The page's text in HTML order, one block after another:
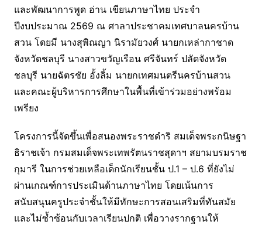
และพัฒนาการพูด อ่าน เขียนภาษาไทย ประจำ
ปีงบประมาณ 2569 ณ ศาลาประชาคมเทศบาลนครบ้าน
สวน โดยมี นางสุพิณญา นิรามัยวงศ์ นายกเหล่ากาชาด
จังหวัดชลบุรี นางสาวขวัญเรือน ศรีจันทร์ ปลัดจังหวัด
ชลบุรี นายฉัตรชัย อั้งลิ้ม นายกเทศมนตรีนครบ้านสวน
และคณะผู้บริหารการศึกษาในพื้นที่เข้าร่วมอย่างพร้อม
เพรียง
โครงการนี้จัดขึ้นเพื่อสนองพระราชดำริ สมเด็จพระกนิษฐา
ธิราชเจ้า กรมสมเด็จพระเทพรัตนราชสุดาฯ สยามบรมราช
กุมารี ในการช่วยเหลือเด็กนักเรียนชั้น ป.1 – ป.6 ที่ยังไม่
ผ่านเกณฑ์การประเมินด้านภาษาไทย โดยเน้นการ
สนับสนุนครูประจำชั้นให้มีทักษะการสอนเสริมที่ทันสมัย
และไม่ซ้ำซ้อนกับเวลาเรียนปกติ เพื่อวางรากฐานให้